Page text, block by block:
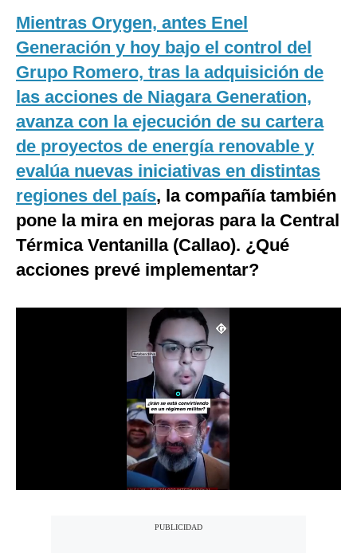
España
Internacional
Tecnología
Club del Suscriptor
Mix
G de Gestión
Notas Contratadas
Podcast
Gestión TV
Videos
Y
Mientras Orygen, antes Enel
Generación y hoy bajo el control del
Grupo Romero, tras la adquisición de
las acciones de Niagara Generation,
avanza con la ejecución de su cartera
de proyectos de energía renovable y
evalúa nuevas iniciativas en distintas
regiones del país, la compañía también
pone la mira en mejoras para la Central
Térmica Ventanilla (Callao). ¿Qué
acciones prevé implementar?